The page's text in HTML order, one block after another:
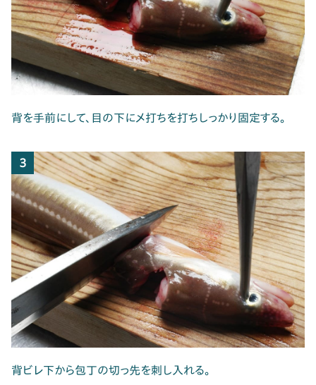
背を手前にして、目の下にメ打ちを打ちしっかり固定する。
3
背ビレ下から包丁の切っ先を刺し入れる。